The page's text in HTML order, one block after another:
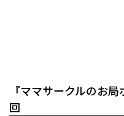
『ママサークルのお
回